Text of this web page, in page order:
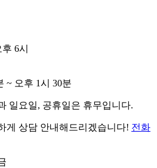
6시
~ 오후 1시 30분
일요일, 공휴일은 휴무입니다.
게 상담 안내해드리겠습니다! 전화